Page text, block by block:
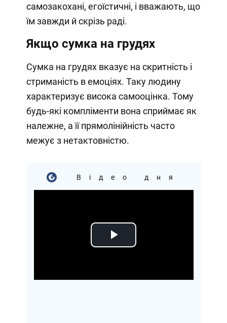
самозакохані, егоїстичні, і вважають, що
їм завжди й скрізь раді.
Якщо сумка на грудях
Сумка на грудях вказує на скритність і
стриманість в емоціях. Таку людину
характеризує висока самооцінка. Тому
будь-які компліменти вона сприймає як
належне, а її прямолінійність часто
межує з нетактовністю.
Відео дня
Play